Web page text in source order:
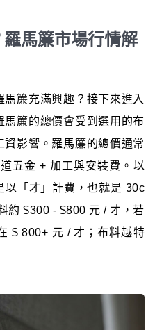
馬簾市場行情解
簾充滿興趣？接下來進入
簾的總價會受到選用的布
影響。羅馬簾的總價通常
五金 + 加工與安裝費。以
以「才」計費，也就是 30c
約 $300 - $800 元 / 才，若
$ 800+ 元 / 才；布料越特